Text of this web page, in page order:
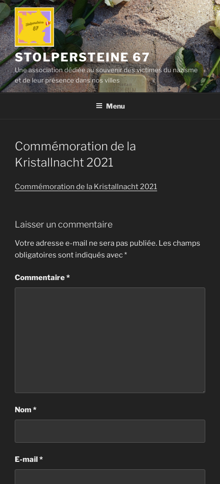
Aller
au
contenu
principal
STOLPERSTEINE 67
Une association dédiée au souvenir des victimes du nazisme
et de leur présence dans nos villes
Menu
Commémoration de la
Kristallnacht 2021
Commémoration de la Kristallnacht 2021
Laisser un commentaire
Votre adresse e-mail ne sera pas publiée. Les champs
obligatoires sont indiqués avec*
Commentaire*
Nom*
E-mail*